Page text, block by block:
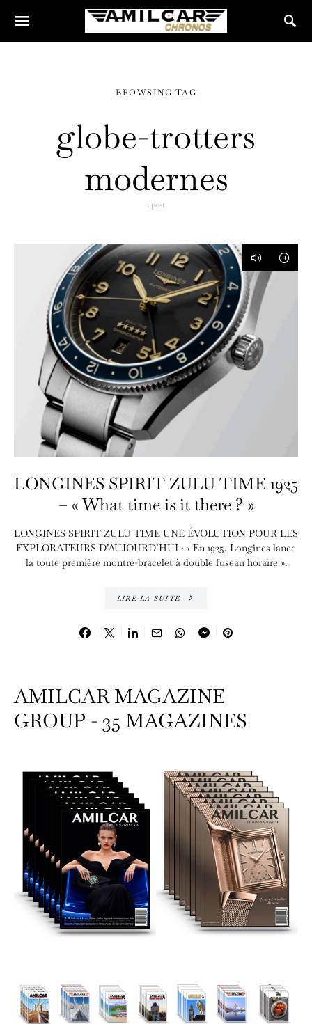
BROWSING TAG
globe-trotters
modernes
1 post
LONGINES SPIRIT ZULU TIME 1925
– « What time is it there ? »
LONGINES SPIRIT ZULU TIME UNE ÉVOLUTION POUR LES
EXPLORATEURS D’AUJOURD’HUI : « En 1925, Longines lance
la toute première montre-bracelet à double fuseau horaire ».
LIRE LA SUITE
AMILCAR MAGAZINE
GROUP - 35 MAGAZINES